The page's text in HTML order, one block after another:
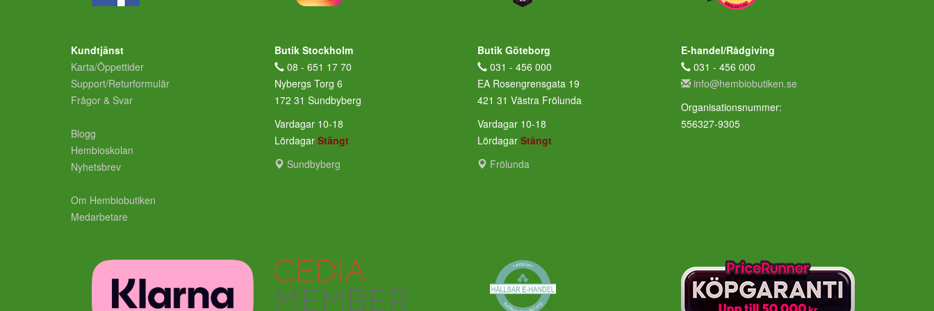
Kundtjänst
Karta/Öppettider
Support/Returformulär
Frågor & Svar
Blogg
Hembioskolan
Nyhetsbrev
Om Hembiobutiken
Medarbetare
Butik Stockholm
08 - 651 17 70
Nybergs Torg 6
172 31 Sundbyberg
Vardagar 10-18
Lördagar Stängt
Sundbyberg
Butik Göteborg
031 - 456 000
EA Rosengrensgata 19
421 31 Västra Frölunda
Vardagar 10-18
Lördagar Stängt
Frölunda
E-handel/Rådgiving
031 - 456 000
info@hembiobutiken.se
Organisationsnummer:
556327-9305